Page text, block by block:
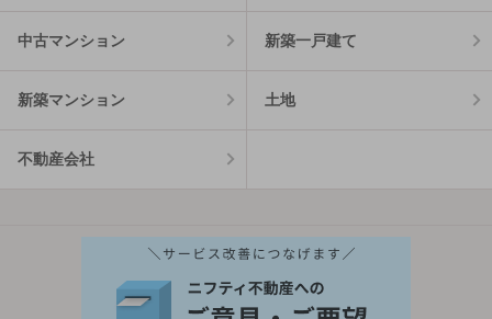
中古マンション 新築一戸建て
新築マンション 土地
不動産会社